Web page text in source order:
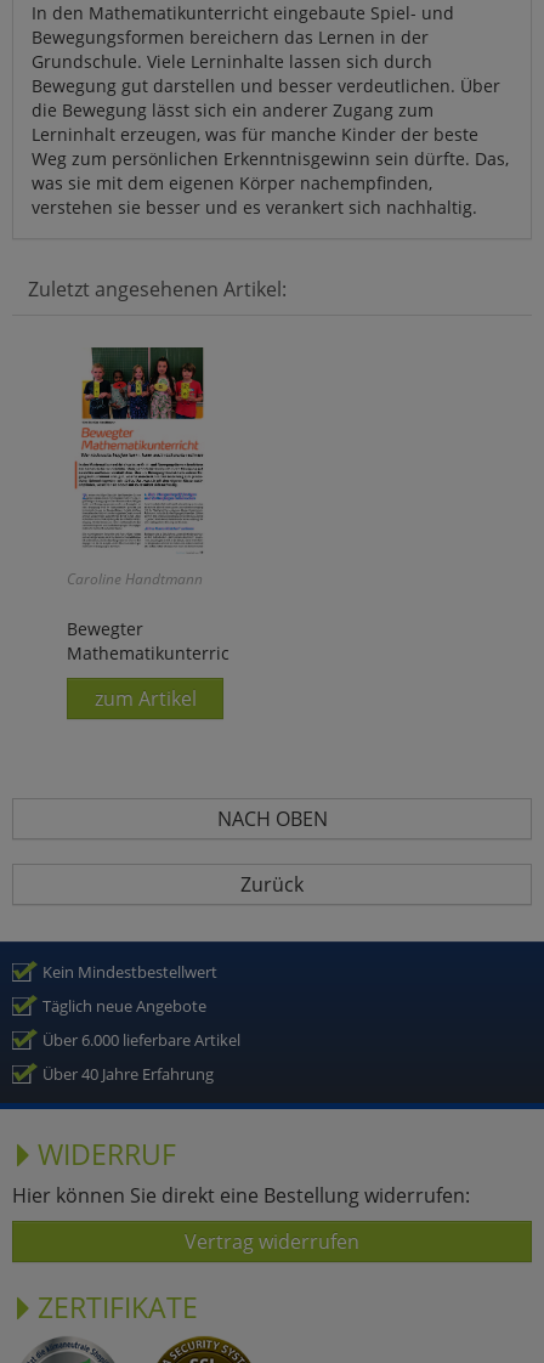
In den Mathematikunterricht eingebaute Spiel- und
Bewegungsformen bereichern das Lernen in der
Grundschule. Viele Lerninhalte lassen sich durch
Bewegung gut darstellen und besser verdeutlichen. Über
die Bewegung lässt sich ein anderer Zugang zum
Lerninhalt erzeugen, was für manche Kinder der beste
Weg zum persönlichen Erkenntnisgewinn sein dürfte. Das,
was sie mit dem eigenen Körper nachempfinden,
verstehen sie besser und es verankert sich nachhaltig.
Zuletzt angesehenen Artikel:
Caroline Handtmann
Bewegter
Mathematikunterricht
zum Artikel
NACH OBEN
Zurück
Kein Mindestbestellwert
Täglich neue Angebote
Über 6.000 lieferbare Artikel
Über 40 Jahre Erfahrung
WIDERRUF
Hier können Sie direkt eine Bestellung widerrufen:
Vertrag widerrufen
ZERTIFIKATE